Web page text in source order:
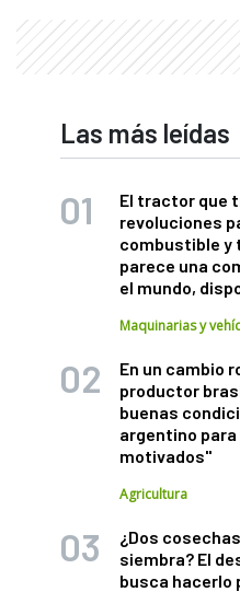
Las más leídas
El tractor que
revoluciones
combustible y
parece una
el mundo,
Maquinarias y
En un cambio
productor
buenas
argentino
motivados"
Agricultura
¿Dos
siembra? El
busca hacerlo